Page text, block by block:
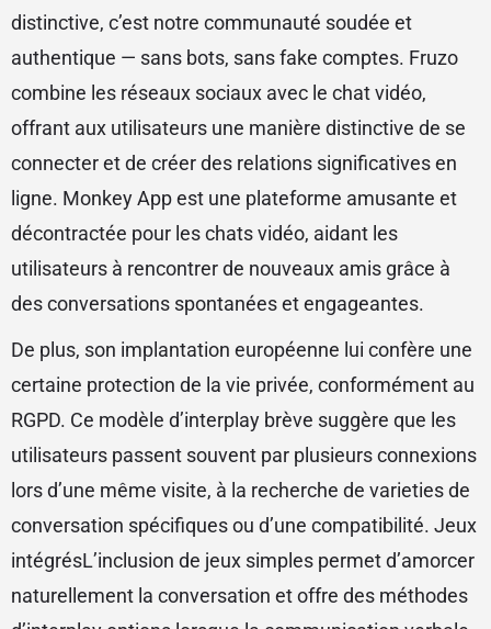
distinctive, c’est notre communauté soudée et
authentique — sans bots, sans fake comptes. Fruzo
combine les réseaux sociaux avec le chat vidéo,
offrant aux utilisateurs une manière distinctive de se
connecter et de créer des relations significatives en
ligne. Monkey App est une plateforme amusante et
décontractée pour les chats vidéo, aidant les
utilisateurs à rencontrer de nouveaux amis grâce à
des conversations spontanées et engageantes.
De plus, son implantation européenne lui confère une
certaine protection de la vie privée, conformément au
RGPD. Ce modèle d’interplay brève suggère que les
utilisateurs passent souvent par plusieurs connexions
lors d’une même visite, à la recherche de varieties de
conversation spécifiques ou d’une compatibilité. Jeux
intégrésL’inclusion de jeux simples permet d’amorcer
naturellement la conversation et offre des méthodes